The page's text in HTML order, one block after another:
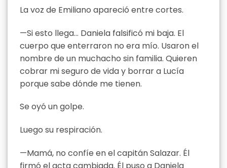
La voz de Emiliano apareció entre cortes.
—Si esto llega… Daniela falsificó mi baja. El
cuerpo que enterraron no era mío. Usaron el
nombre de un muchacho sin familia. Quieren
cobrar mi seguro de vida y borrar a Lucía
porque sabe dónde me tienen.
Se oyó un golpe.
Luego su respiración.
—Mamá, no confíe en el capitán Salazar. Él